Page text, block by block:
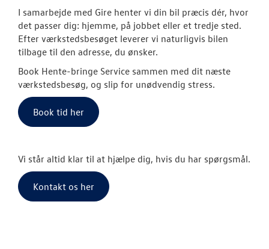
Hente/
I samarbejde med Gire henter vi din bil præcis dér, hvor
det passer dig: hjemme, på jobbet eller et tredje sted.
Efter værkstedsbesøget leverer vi naturligvis bilen
tilbage til den adresse, du ønsker.
Book Hente-bringe Service sammen med dit næste
værkstedsbesøg, og slip for unødvendig stress.
Book tid her
Vi står altid klar til at hjælpe dig, hvis du har spørgsmål.
Kontakt os her